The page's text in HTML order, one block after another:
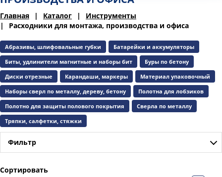
Главная Каталог
Инструменты
Расходники для монтажа, производства и офиса
Абразивы, шлифовальные губки
Батарейки и аккумуляторы
Биты, удлинители магнитные и наборы бит
Буры по бетону
Диски отрезные
Карандаши, маркеры
Материал упаковочный
Наборы сверл по металлу, дереву, бетону
Полотна для лобзиков
Полотно для защиты полового покрытия
Сверла по металлу
Тряпки, салфетки, стяжки
Фильтр
Сортировать